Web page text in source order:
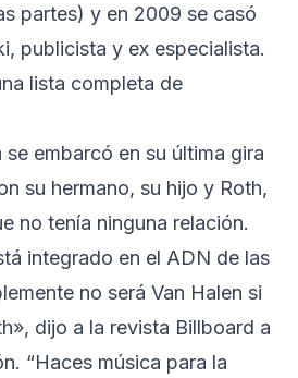
partes) y en 2009 se casó
publicista y ex especialista.
lista completa de
se embarcó en su última gira
su hermano, su hijo y Roth,
no tenía ninguna relación.
integrado en el ADN de las
no será Van Halen si
dijo a la revista Billboard a
. “Haces música para la